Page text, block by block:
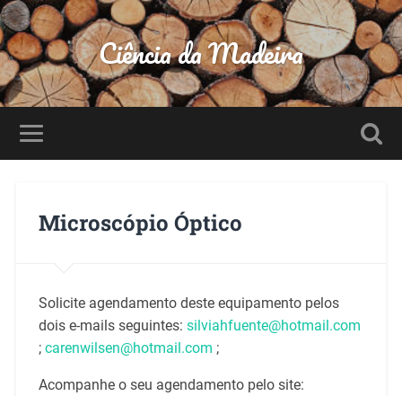
Ciência da Madeira
Microscópio Óptico
Solicite agendamento deste equipamento pelos
dois e-mails seguintes: silviahfuente@hotmail.com
; carenwilsen@hotmail.com ;
Acompanhe o seu agendamento pelo site: